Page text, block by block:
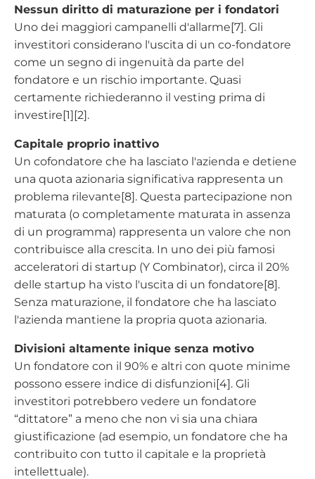
Nessun diritto di maturazione per i fondatori
Uno dei maggiori campanelli d'allarme[7]. Gli
investitori considerano l'uscita di un co-fondatore
come un segno di ingenuità da parte del
fondatore e un rischio importante. Quasi
certamente richiederanno il vesting prima di
investire[1][2].
Capitale proprio inattivo
Un cofondatore che ha lasciato l'azienda e detiene
una quota azionaria significativa rappresenta un
problema rilevante[8]. Questa partecipazione non
maturata (o completamente maturata in assenza
di un programma) rappresenta un valore che non
contribuisce alla crescita. In uno dei più famosi
acceleratori di startup (Y Combinator), circa il 20%
delle startup ha visto l'uscita di un fondatore[8].
Senza maturazione, il fondatore che ha lasciato
l'azienda mantiene la propria quota azionaria.
Divisioni altamente inique senza motivo
Un fondatore con il 90% e altri con quote minime
possono essere indice di disfunzioni[4]. Gli
investitori potrebbero vedere un fondatore
“dittatore” a meno che non vi sia una chiara
giustificazione (ad esempio, un fondatore che ha
contribuito con tutto il capitale e la proprietà
intellettuale).